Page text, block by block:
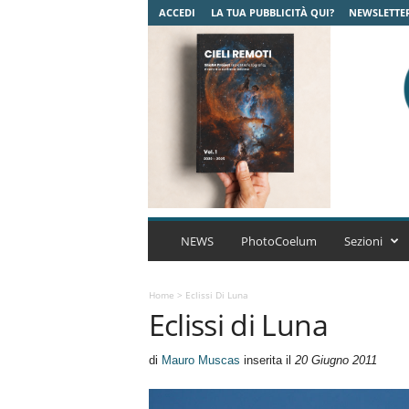
ACCEDI LA TUA PUBBLICITÀ QUI?
C
t
r
NEWS PhotoCoelum Sezioni
Home > Eclissi Di Luna
Eclissi di Luna
di Mauro Muscas inserita il 20 Giugno 2011